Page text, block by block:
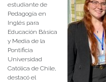
estudiante de
Pedagogía en
Inglés para
Educación Básica
y Media de la
Pontificia
Universidad
Católica de Chile,
destacó el